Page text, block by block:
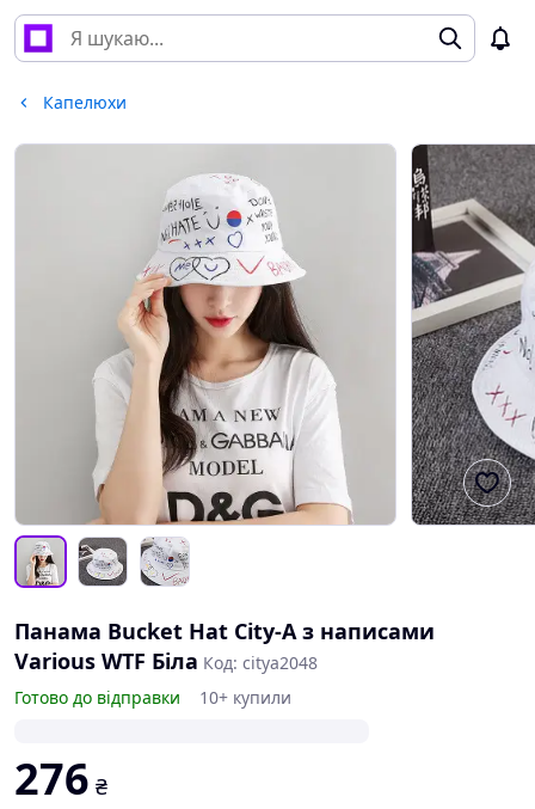
Капелюхи
Панама Bucket Hat City-A з написами
Various WTF Біла Код: citya2048
Готово до відправки
10+ купили
276 ₴